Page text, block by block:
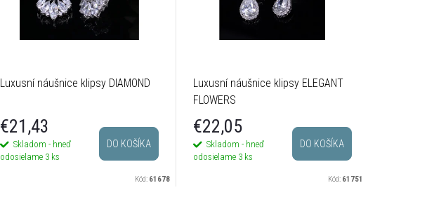
Luxusní náušnice klipsy DIAMOND
€21,43
Skladom - hneď
odosielame 3 ks
DO KOŠÍKA
Kód: 61678
Luxusní náušnice klipsy ELEGANT
FLOWERS
€22,05
Skladom - hneď
odosielame 3 ks
DO KOŠÍKA
Kód: 61751